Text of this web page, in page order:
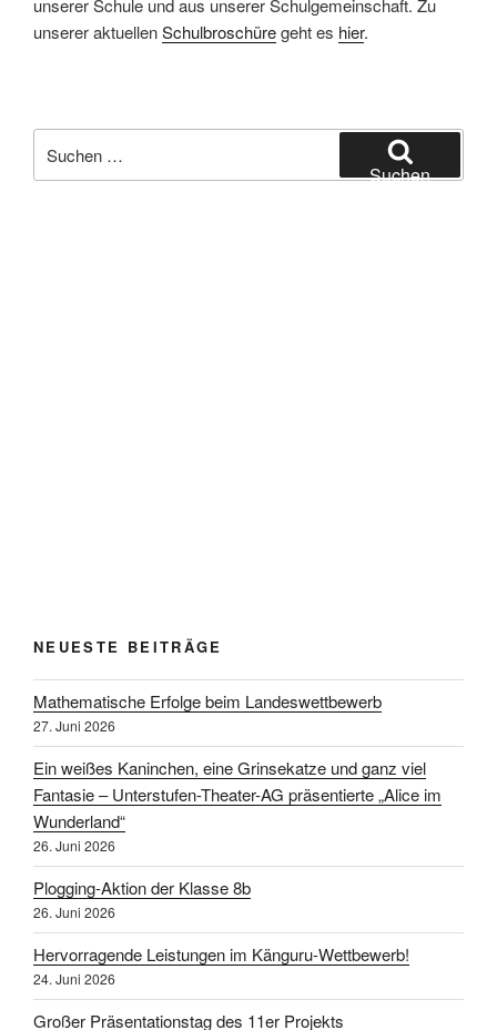
unserer Schule und aus unserer Schulgemeinschaft. Zu
unserer aktuellenSchulbroschüregeht es hier.
nach:
Suchen
NEUESTE BEITRÄGE
Mathematische Erfolge beim Landeswettbewerb
27. Juni 2026
Ein weißes Kaninchen, eine Grinsekatze und ganz viel
Fantasie – Unterstufen-Theater-AG präsentierte „Alice im
Wunderland“
26. Juni 2026
Plogging-Aktion der Klasse 8b
26. Juni 2026
Hervorragende Leistungen im Känguru-Wettbewerb!
24. Juni 2026
Großer Präsentationstag des 11er Projekts